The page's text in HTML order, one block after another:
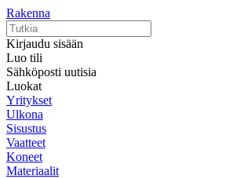
Rakenna
Kirjaudu sisään
Luo tili
Sähköposti uutisia
Luokat
Yritykset
Ulkona
Sisustus
Vaatteet
Koneet
Materiaalit